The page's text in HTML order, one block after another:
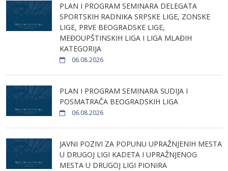
PLAN I PROGRAM SEMINARA DELEGATA
SPORTSKIH RADNIKA SRPSKE LIGE, ZONSKE
LIGE, PRVE BEOGRADSKE LIGE,
MEĐOUPŠTINSKIH LIGA I LIGA MLAĐIH
KATEGORIJA
06.08.2026
PLAN I PROGRAM SEMINARA SUDIJA I
POSMATRAČA BEOGRADSKIH LIGA
06.08.2026
JAVNI POZIVI ZA POPUNU UPRAŽNJENIH MESTA
U DRUGOJ LIGI KADETA I UPRAŽNJENOG
MESTA U DRUGOJ LIGI PIONIRA